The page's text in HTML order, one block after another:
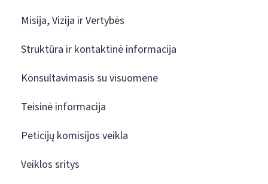
Misija, Vizija ir Vertybės
Struktūra ir kontaktinė informacija
Konsultavimasis su visuomene
Teisinė informacija
Peticijų komisijos veikla
Veiklos sritys